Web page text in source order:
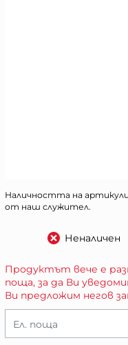
Наличността на
от наш служител.
Неналичен
Продуктът вече е
поща, за да Ви
Ви предложим негов
Ел. поща